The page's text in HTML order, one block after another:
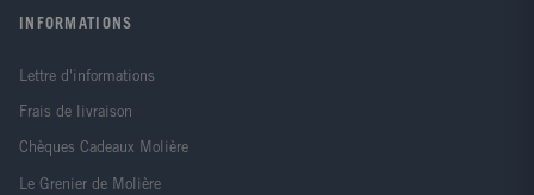
INFORMATIONS
Lettre d'informations
Frais de livraison
Chèques Cadeaux Molière
Le Grenier de Molière